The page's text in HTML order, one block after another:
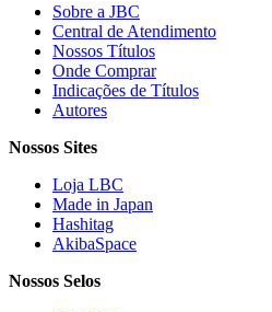
Sobre a JBC
Central de Atendimento
Nossos Títulos
Onde Comprar
Indicações de Títulos
Autores
Nossos Sites
Loja LBC
Made in Japan
Hashitag
AkibaSpace
Nossos Selos